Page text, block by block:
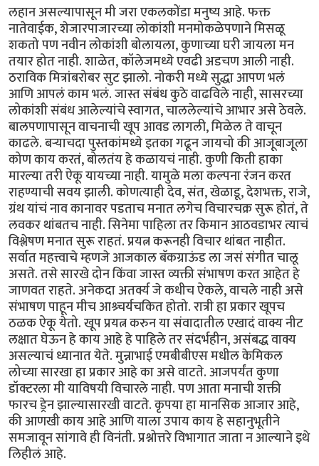
लहान असल्यापासून मी जरा एकलकोंडा मनुष्य आहे. फक्त
नातेवाईक, शेजारपाजारच्या लोकांशी मनमोकळेपणाने मिसळू
शकतो पण नवीन लोकांशी बोलायला, कुणाच्या घरी जायला मन
तयार होत नाही. शाळेत, कॉलेजमध्ये एवढी अडचण आली नाही.
ठराविक मित्रांबरोबर सुट झालो. नोकरी मध्ये सुद्धा आपण भलं
आणि आपलं काम भलं. जास्त संबंध कुठे वाढविले नाही, सासरच्या
लोकांशी संबंध आलेल्यांचे स्वागत, चाललेल्यांचे आभार असे ठेवले.
बालपणापासून वाचनाची खूप आवड लागली, मिळेल ते वाचून
काढले. बऱ्याचदा पुस्तकांमध्ये इतका गढून जायचो की आजूबाजूला
कोण काय करतं, बोलतंय हे कळायचं नाही. कुणी किती हाका
मारल्या तरी ऐकू यायच्या नाही. यामुळे मला कल्पना रंजन करत
राहण्याची सवय झाली. कोणत्याही देव, संत, खेळाडू, देशभक्त, राजे,
ग्रंथ यांचं नाव कानावर पडताच मनात लगेच विचारचक्र सुरू होतं, ते
लवकर थांबतच नाही. सिनेमा पाहिला तर किमान आठवडाभर त्याचं
विश्लेषण मनात सुरू राहतं. प्रयत्न करूनही विचार थांबत नाहीत.
सर्वात महत्त्वाचे म्हणजे आजकाल बॅकग्राऊंड ला जसं संगीत चालू
असते. तसे सारखे दोन किंवा जास्त व्यक्ती संभाषण करत आहेत हे
जाणवत राहते. अनेकदा अतर्क्य जे कधीच ऐकले, वाचले नाही असे
संभाषण पाहून मीच आश्र्चर्यचकित होतो. रात्री हा प्रकार खूपच
ठळक ऐकू येतो. खूप प्रयत्न करुन या संवादातील एखादं वाक्य नीट
लक्षात घेऊन हे काय आहे हे पाहिले तर संदर्भहीन, असंबद्ध वाक्य
असल्याचं ध्यानात येते. मुन्नाभाई एमबीबीएस मधील केमिकल
लोच्या सारखा हा प्रकार आहे का असे वाटते. आजपर्यंत कुणा
डॉक्टरला मी याविषयी विचारले नाही. पण आता मनाची शक्ती
फारच ड्रेन झाल्यासारखी वाटते. कृपया हा मानसिक आजार आहे,
की आणखी काय आहे आणि याला उपाय काय हे सहानुभूतीने
समजावून सांगावे ही विनंती. प्रश्नोत्तरे विभागात जाता न आल्याने इथे
लिहीलं आहे.